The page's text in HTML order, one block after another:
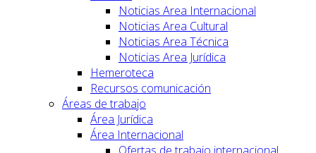
Noticias Area Internacional
Noticias Area Cultural
Noticias Area Técnica
Noticias Area Jurídica
Hemeroteca
Recursos comunicación
Áreas de trabajo
Área Jurídica
Área Internacional